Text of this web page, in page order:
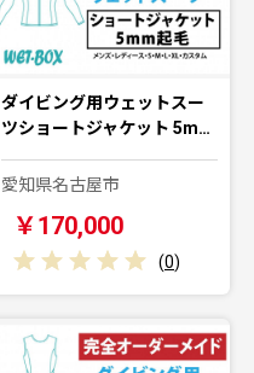
ダイビング用ウェットスー
ツショートジャケット 5m…
愛知県名古屋市
￥170,000
(0)